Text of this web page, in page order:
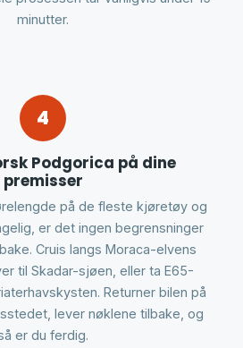
minutter.
4
Podgorica på dine
premisser
på de fleste kjøretøy og
er det ingen begrensninger
Cruis langs Moraca-elvens
til Skadar-sjøen, eller ta E65-
Returner bilen på
lever nøklene tilbake, og
er du ferdig.